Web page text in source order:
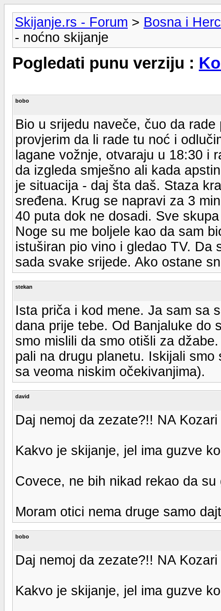
Skijanje.rs - Forum > Bosna i
- noćno skijanje
Pogledati punu verziju :
bobo
Bio u srijedu naveče, čuo da
provjerim da li rade tu noć i
lagane vožnje, otvaraju u 18:30 i
da izgleda smješno ali kada
je situacija - daj šta daš. Staza
sređena. Krug se napravi za 3
40 puta dok ne dosadi. Sve
Noge su me boljele kao da sam
istuširan pio vino i gledao TV. Da
sada svake srijede. Ako ostane
stekan
Ista priča i kod mene. Ja sam sa
dana prije tebe. Od Banjaluke do
smo mislili da smo otišli za
pali na drugu planetu. Iskijali
sa veoma niskim očekivanjima).
david
Daj nemoj da zezate?!! NA
Kakvo je skijanje, jel ima guzve
Covece, ne bih nikad rekao da
Moram otici nema druge samo
bobo
Daj nemoj da zezate?!! NA
Kakvo je skijanje, jel ima guzve